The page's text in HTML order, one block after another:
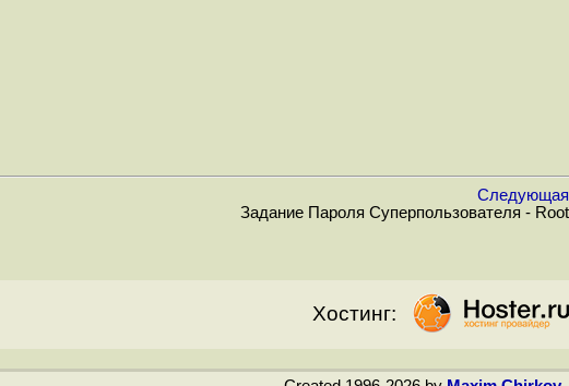
Следующая
Задание Пароля Суперпользователя - Root
Хостинг: